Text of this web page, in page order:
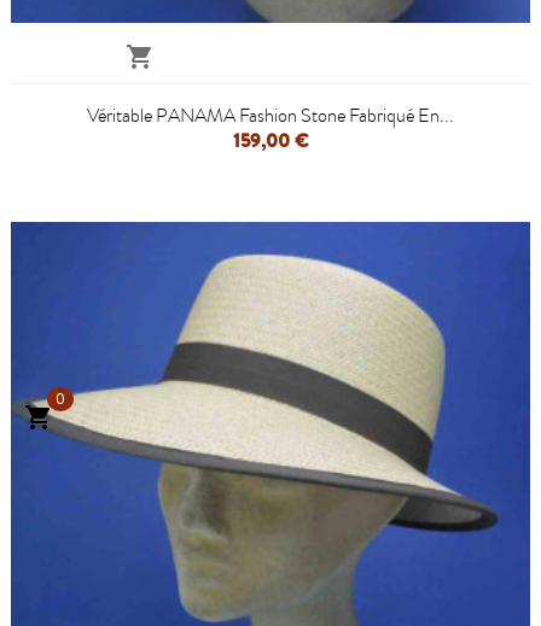

Véritable PANAMA Fashion Stone Fabriqué En...
159,00 €

0